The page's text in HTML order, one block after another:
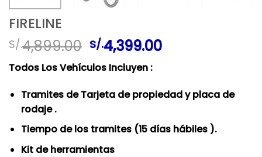
FIRELINE
S/.4,899.00 El
precio
original
era:
S/.4,899.00.
S/.4,399.00El
es:
S/.4,399.00.
Todos Los Vehículos Incluyen :
Tramites de Tarjeta de propiedad y placa de
rodaje .
Tiempo de los tramites (15 días hábiles ).
Kit de herramientas